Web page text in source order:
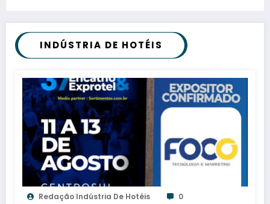
INDÚSTRIA DE HOTÉIS
Redação Indústria De Hotéis 0